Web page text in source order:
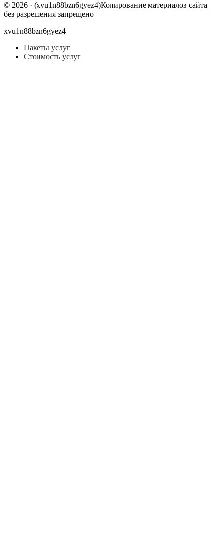
© 2026 · (xvu1n88bzn6gyez4)Копирование материалов сайта
без разрешения запрещено
xvu1n88bzn6gyez4
Пакеты услуг
Стоимость услуг